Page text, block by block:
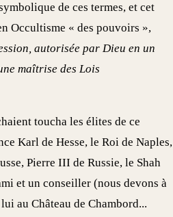
de ces termes, et cet
Occultisme « des pouvoirs »,
autorisée par Dieu en un
maîtrise des Lois
toucha les élites de ce
Karl de Hesse, le Roi de Naples,
Pierre III de Russie, le Shah
et un conseiller (nous devons à
au Château de Chambord...